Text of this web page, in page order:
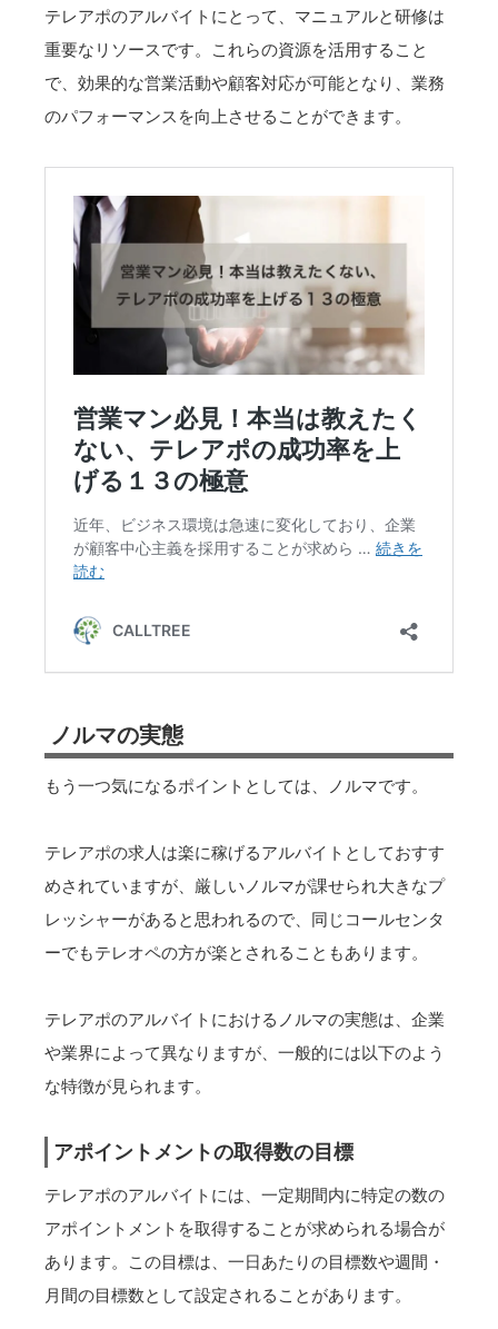
テレアポのアルバイトにとって、マニュアルと研修は
重要なリソースです。これらの資源を活用すること
で、効果的な営業活動や顧客対応が可能となり、業務
のパフォーマンスを向上させることができます。
ノルマの実態
もう一つ気になるポイントとしては、ノルマです。
テレアポの求人は楽に稼げるアルバイトとしておすす
めされていますが、厳しいノルマが課せられ大きなプ
レッシャーがあると思われるので、同じコールセンタ
ーでもテレオペの方が楽とされることもあります。
テレアポのアルバイトにおけるノルマの実態は、企業
や業界によって異なりますが、一般的には以下のよう
な特徴が見られます。
アポイントメントの取得数の目標
テレアポのアルバイトには、一定期間内に特定の数の
アポイントメントを取得することが求められる場合が
あります。この目標は、一日あたりの目標数や週間・
月間の目標数として設定されることがあります。